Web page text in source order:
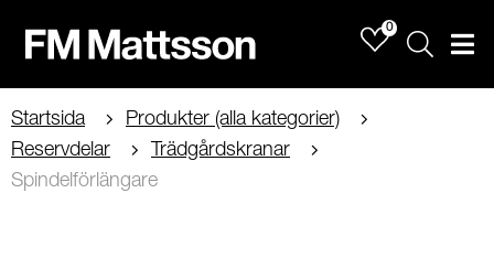
0
Sök
Startsida
Produkter (alla kategorier)
Reservdelar
Trädgårdskranar
Spindelförlängare